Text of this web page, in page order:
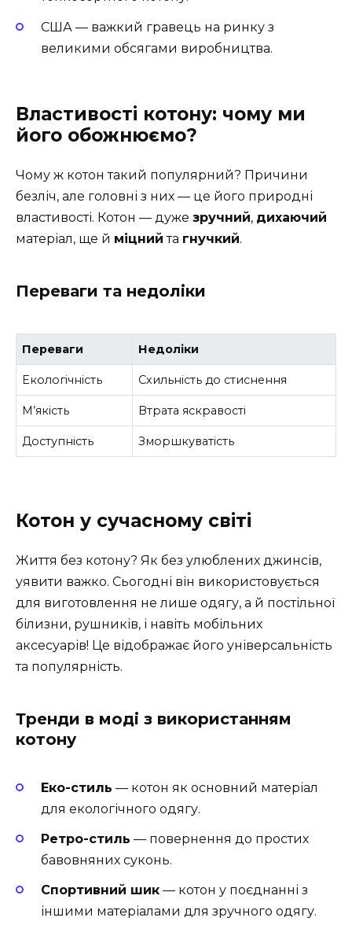
США — важкий гравець на ринку з
великими обсягами виробництва.
Властивості котону: чому ми
його обожнюємо?
Чому ж котон такий популярний? Причини
безліч, але головні з них — це його природні
властивості. Котон — дуже зручний, дихаючий
матеріал, ще й міцний та гнучкий.
Переваги та недоліки
Переваги Недоліки
Екологічність Схильність до стиснення
М’якість Втрата яскравості
Доступність Зморшкуватість
Котон у сучасному світі
Життя без котону? Як без улюблених джинсів,
уявити важко. Сьогодні він використовується
для виготовлення не лише одягу, а й постільної
білизни, рушників, і навіть мобільних
аксесуарів! Це відображає його універсальність
та популярність.
Тренди в моді з використанням
котону
Еко-стиль — котон як основний матеріал
для екологічного одягу.
Ретро-стиль — повернення до простих
бавовняних суконь.
Спортивний шик — котон у поєднанні з
іншими матеріалами для зручного одягу.